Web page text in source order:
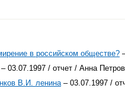
в российском обществе?
– 03.07.1997 / отчет / Анна
В.И. ленина – 03.07.1997 /